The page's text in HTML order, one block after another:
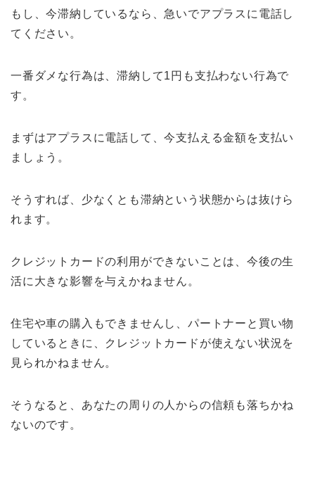
もし、今滞納しているなら、急いでアプラスに電話し
てください。
一番ダメな行為は、滞納して1円も支払わない行為で
す。
まずはアプラスに電話して、今支払える金額を支払い
ましょう。
そうすれば、少なくとも滞納という状態からは抜けら
れます。
クレジットカードの利用ができないことは、今後の生
活に大きな影響を与えかねません。
住宅や車の購入もできませんし、パートナーと買い物
しているときに、クレジットカードが使えない状況を
見られかねません。
そうなると、あなたの周りの人からの信頼も落ちかね
ないのです。